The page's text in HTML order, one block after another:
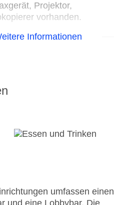
Projektor,
vorhanden.
Gebühr
Informationen
umfassen einen